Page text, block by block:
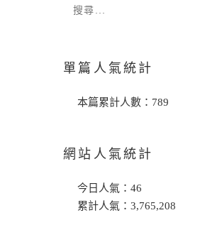
單篇人氣統計
本篇累計人數： 789
網站人氣統計
今日人氣： 46
累計人氣： 3,765,208